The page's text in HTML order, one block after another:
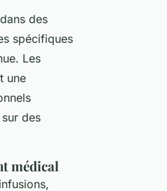
des
spécifiques
Les
une
des
médical